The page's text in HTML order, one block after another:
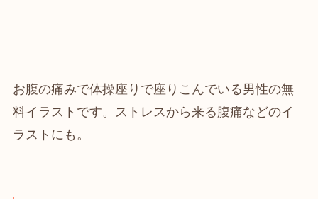
お腹の痛みで体操座りで座りこんでいる男性の無
料イラストです。ストレスから来る腹痛などのイ
ラストにも。